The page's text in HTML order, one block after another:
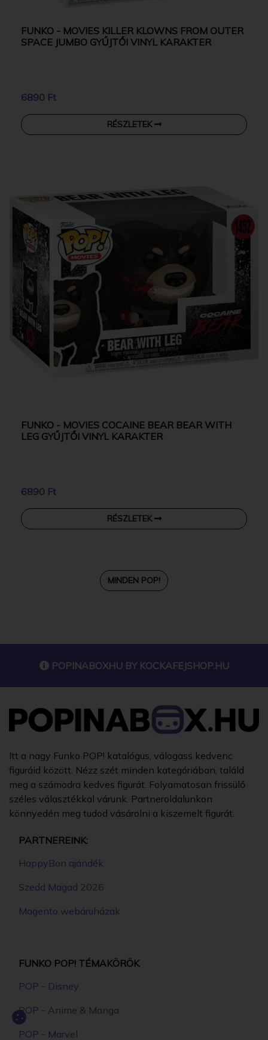
FUNKO - MOVIES KILLER KLOWNS FROM OUTER
SPACE JUMBO GYŰJTŐI VINYL KARAKTER
6890 Ft
RÉSZLETEK
FUNKO - MOVIES COCAINE BEAR BEAR WITH
LEG GYŰJTŐI VINYL KARAKTER
6890 Ft
RÉSZLETEK
MINDEN POP!
POPINABOXHU BY KOCKAFEJSHOP.HU
Itt a nagy Funko POP! katalógus, válogass kedvenc
figuráid között. Nézz szét minden kategóriában, találd
meg a számodra kedves figurát. Folyamatosan frissülő
széles választékkal várunk. Partneroldalunkon
könnyedén meg tudod vásárolni a kiszemelt figurát.
PARTNEREINK:
HappyBon ajándék
Szedd Magad 2026
Magento webáruházak
FUNKO POP! TÉMAKÖRÖK
POP - Disney
POP - Anime & Manga
POP - Marvel